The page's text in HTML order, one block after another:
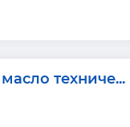
техниче...